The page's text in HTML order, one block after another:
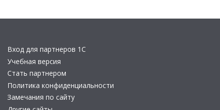
Вход для партнеров 1С
Учебная версия
Стать партнером
Политика конфиденциальности
Замечания по сайту